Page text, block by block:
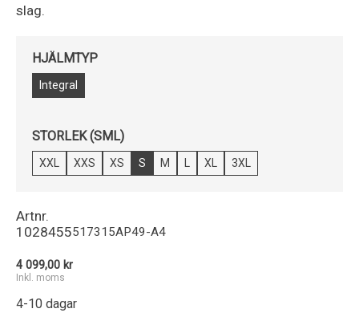
slag.
HJÄLMTYP
Integral
STORLEK (SML)
XXL XXS XS S M XL 3XL
Artnr.
1028455517315AP49-A4
4 099,00 kr
Inkl. moms
4-10 dagar